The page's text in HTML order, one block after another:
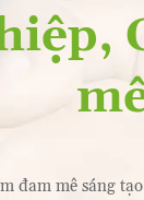
đam mê sáng